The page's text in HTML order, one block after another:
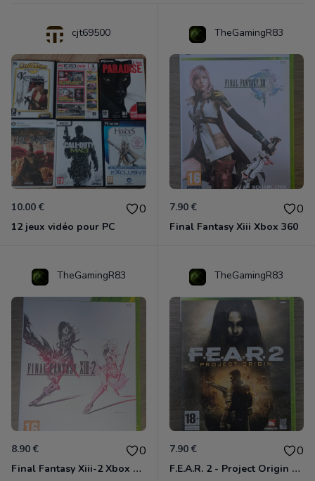
cjt69500
10.00 € 0
12 jeux vidéo pour PC
TheGamingR83
7.90 € 0
Final Fantasy Xiii Xbox 360
TheGamingR83
8.90 € 0
Final Fantasy Xiii-2 Xbox 360
TheGamingR83
7.90 € 0
F.E.A.R. 2 - Project Origin Xbox 360